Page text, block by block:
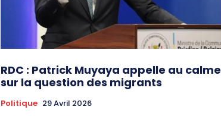
RDC : Patrick Muyaya appelle au calme
sur la question des migrants
Politique 29 Avril 2026